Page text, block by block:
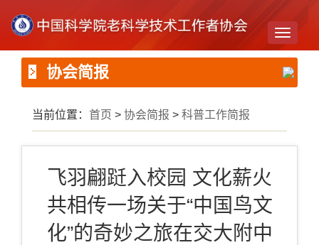
Toggle
协会简报
当前位置： 首页 > 协会简报 > 科普工作简报
飞羽翩跹入校园 文化薪火
共相传一场关于“中国鸟文
化”的奇妙之旅在交大附中